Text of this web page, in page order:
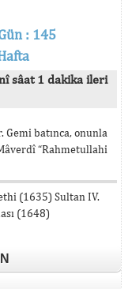
: 145
sâat 1 dakika ileri
Gemi batınca, onunla
“Rahmetullahi
(1635) Sultan IV.
(1648)